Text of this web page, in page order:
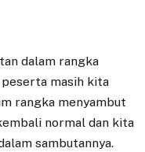
dalam rangka
peserta masih kita
rangka menyambut
normal dan kita
sambutannya.